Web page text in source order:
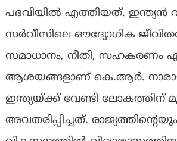
പദവിയിൽ എത്തിയത്. ഇന്ത്യൻ
സർവീസിലെ ഔദ്യോഗിക
സമാധാനം, നീതി, സഹകരണം
ആശയങ്ങളാണ് കെ.ആർ.
ഇന്ത്യയ്ക്ക് വേണ്ടി ലോകത്തിന്
അവതരിപ്പിച്ചത്.